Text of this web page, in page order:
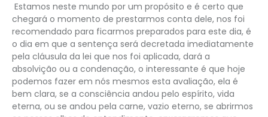
Estamos neste mundo por um propósito e é certo que
chegará o momento de prestarmos conta dele, nos foi
recomendado para ficarmos preparados para este dia, é
o dia em que a sentença será decretada imediatamente
pela cláusula da lei que nos foi aplicada, dará a
absolvição ou a condenação, o interessante é que hoje
podemos fazer em nós mesmos esta avaliação, ela é
bem clara, se a consciência andou pelo espírito, vida
eterna, ou se andou pela carne, vazio eterno, se abrirmos